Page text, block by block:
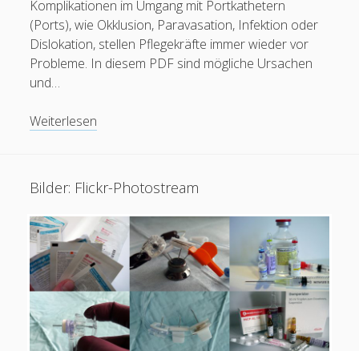
Karteinummer 1853410
Komplikationen im Umgang mit Portkathetern
(Ports), wie Okklusion, Paravasation, Infektion oder
Dislokation, stellen Pflegekräfte immer wieder vor
Probleme. In diesem PDF sind mögliche Ursachen
und…
Weiterlesen
Portkathetern
Bilder: Flickr-Photostream